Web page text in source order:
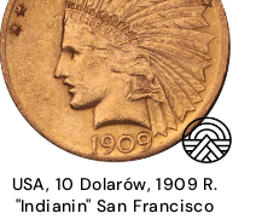
USA, 10 Dolarów, 1909 R.
"Indianin" San Francisco